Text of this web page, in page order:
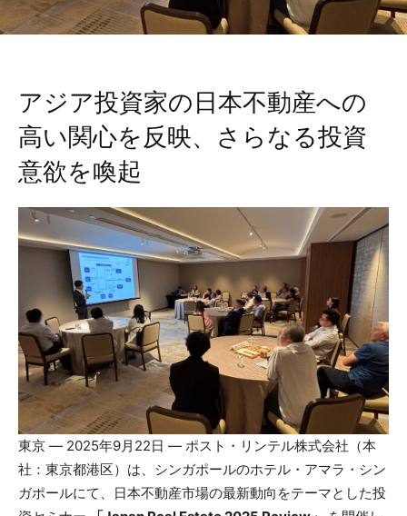
アジア投資家の日本不動産への
高い関心を反映、さらなる投資
意欲を喚起
東京 ― 2025年9月22日 ― ポスト・リンテル株式会社（本
社：東京都港区）は、シンガポールのホテル・アマラ・シン
ガポールにて、日本不動産市場の最新動向をテーマとした投